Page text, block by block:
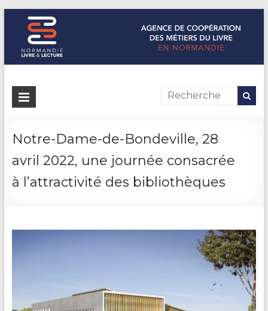
Normandie Livre & Lecture
L'agence de coopération des métiers du livre en Normandie
Notre-Dame-de-Bondeville, 28
avril 2022, une journée consacrée
à l’attractivité des bibliothèques